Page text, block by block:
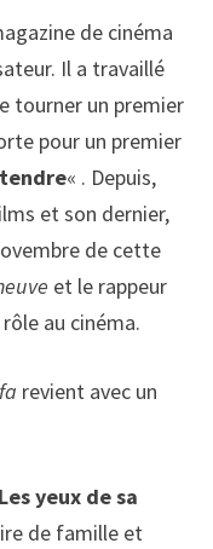
de cinéma
Il a travaillé
tourner un premier
pour un premier
« . Depuis,
et son dernier,
de cette
et le rappeur
au cinéma.
revient avec un
Les yeux de sa
de famille et